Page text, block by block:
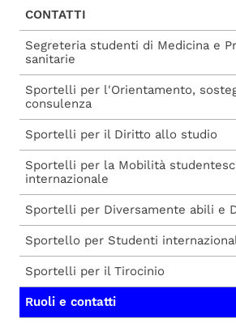
CONTATTI
Segreteria studenti di Medicina e
sanitarie
Sportelli per l'Orientamento,
consulenza
Sportelli per il Diritto allo studio
Sportelli per la Mobilità
internazionale
Sportelli per Diversamente abili e
Sportello per Studenti
Sportelli per il Tirocinio
Ruoli e contatti